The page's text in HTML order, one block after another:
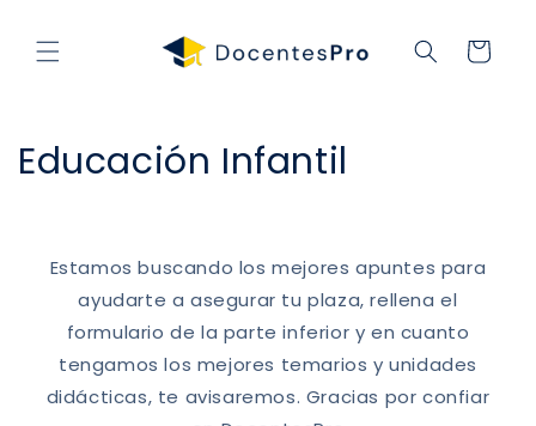
al contenido
Carrito
C
Educación Infantil
Estamos buscando los mejores apuntes para
ayudarte a asegurar tu plaza, rellena el
formulario de la parte inferior y en cuanto
tengamos los mejores temarios y unidades
didácticas, te avisaremos. Gracias por confiar